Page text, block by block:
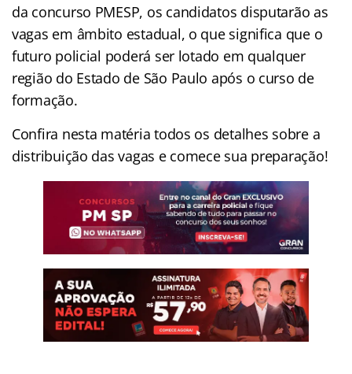
da concurso PMESP, os candidatos disputarão as
vagas em âmbito estadual, o que significa que o
futuro policial poderá ser lotado em qualquer
região do Estado de São Paulo após o curso de
formação.
Confira nesta matéria todos os detalhes sobre a
distribuição das vagas e comece sua preparação!